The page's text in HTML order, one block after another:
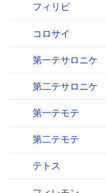
フィリピ
コロサイ
第一テサロニケ
第二テサロニケ
第一テモテ
第二テモテ
テトス